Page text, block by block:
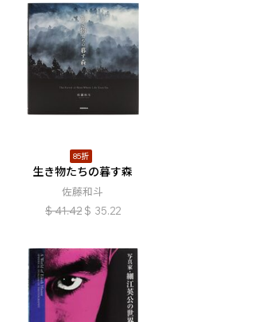
85折
生き物たちの暮す森
佐藤和斗
$ 41.42 $ 35.22